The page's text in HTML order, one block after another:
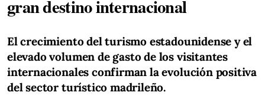
gran destino internacional
El crecimiento del turismo estadounidense y el
elevado volumen de gasto de los visitantes
internacionales confirman la evolución positiva
del sector turístico madrileño.